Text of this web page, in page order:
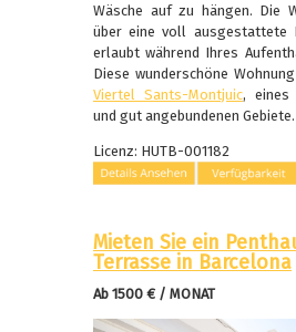
Wäsche auf zu hängen. Die
über eine voll ausgestattete
erlaubt während Ihres
Diese wunderschöne
Viertel Sants-Montjuic, eines
und gut angebundenen Gebiete.
Licenz: HUTB-001182
Mieten Sie ein
Terrasse in Barcelona
Ab 1500 € / MONAT